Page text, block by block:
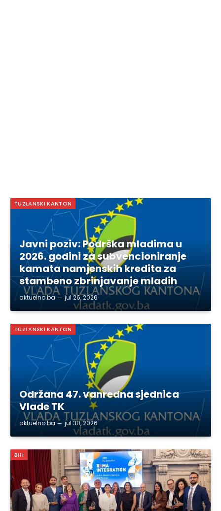
TUZLANSKI KANTON
Javni poziv: Podrška mladima u
2026. godini za subvencioniranje
kamata namjenskih kredita za
stambeno zbrinjavanje mladih
aktuelno.ba jul 26, 2026
TUZLANSKI KANTON
Održana 47. vanredna sjednica
Vlade TK
aktuelno.ba jul 30, 2026
BIH